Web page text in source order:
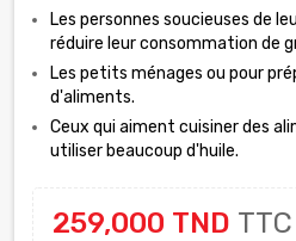
Les personnes soucieuses de
réduire leur consommation de
Les petits ménages ou pour
d'aliments.
Ceux qui aiment cuisiner des
utiliser beaucoup d'huile.
259,000 TND TTC